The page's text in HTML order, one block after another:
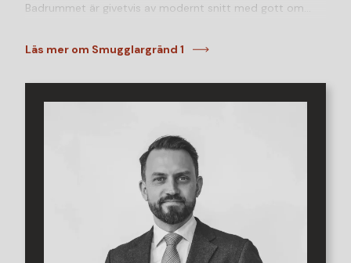
Badrummet är givetvis av modernt snitt med gott om
Detsamma gäller det praktiska köket med gott om både
Bostadens läge i markplan med fönster och altan mot
att finna i andra bostäder. Samtidigt finns Oceanhamnens
naturliga och direkta närhet till Öresund bara ett par
meters gång utanför porten, svårslaget och det bästa av
Läget i Helsingborg är på många sätt även det optimalt
då du bor med en direkt närhet till havet, citykärnan,
restauranger och framtidens mobilitet, dessutom med
inbyggt miljötänk – Oceanhamnen är en plats där man
Läs mer om Smugglargränd 1